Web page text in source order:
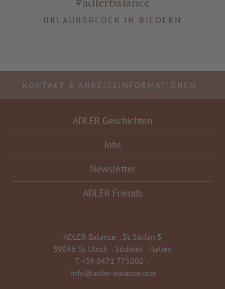
URLAUBSGLÜCK IN BILDERN
KONTAKT & ANREISEINFORMATIONEN
ADLER Geschichten
Jobs
Newsletter
ADLER Friends
ADLER Balance . St. Stufan 5
39046 St. Ulrich . Südtirol . Italien
T. +39 0471 775002 .
info@adler-balance.com